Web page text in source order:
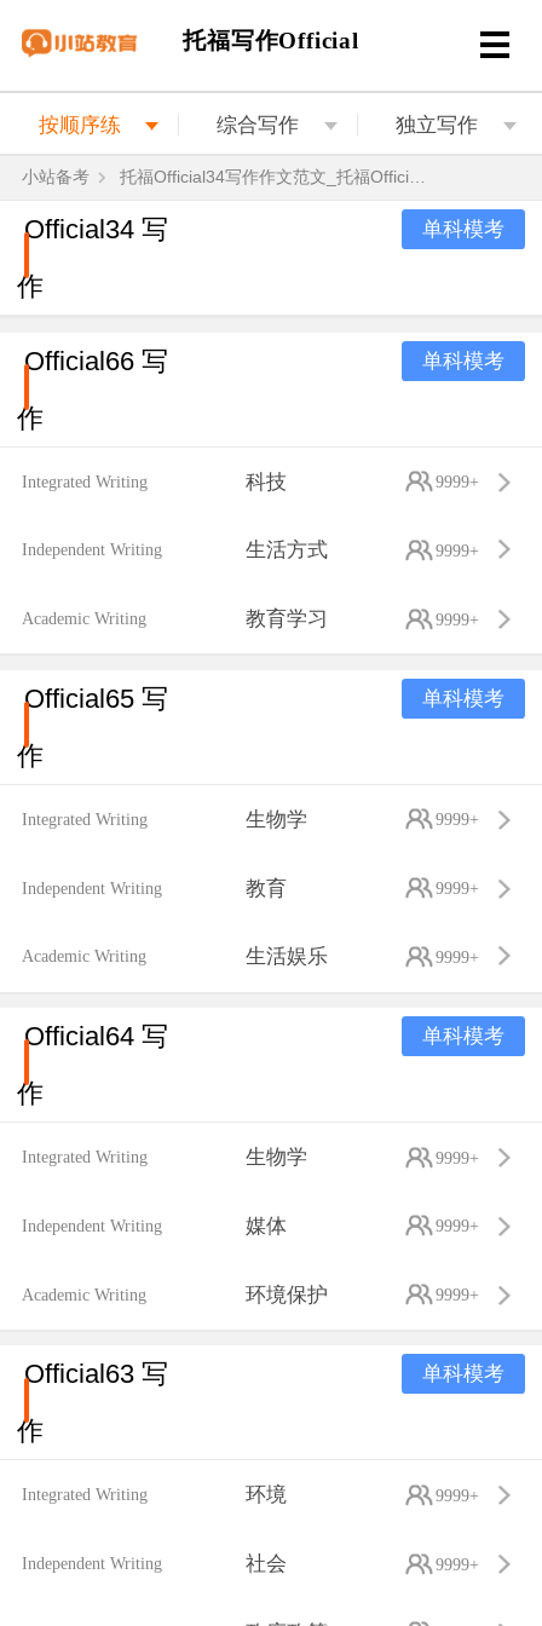
托福写作Official
按顺序练 综合写作 独立写作
小站备考
Official34 写
作
单科模考
Official66 写
作
单科模考
Integrated Writing 科技 9999+
Independent Writing 生活方式 9999+
Academic Writing 教育学习 9999+
Official65 写
作
单科模考
Integrated Writing 生物学 9999+
Independent Writing 教育 9999+
Academic Writing 生活娱乐 9999+
Official64 写
作
单科模考
Integrated Writing 生物学 9999+
Independent Writing 媒体 9999+
Academic Writing 环境保护 9999+
Official63 写
作
单科模考
Integrated Writing 环境 9999+
Independent Writing 社会 9999+